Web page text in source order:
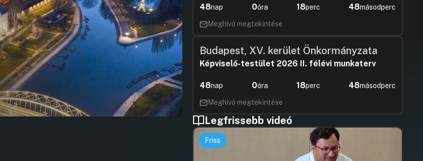
Borkai Zsolt
48nap 0óra 18perc 47másodperc
Meghívó megtekintése
Budapest, XV. kerület Önkormányzata
Képviselő-testület 2026 II. félévi munkaterv
48nap 0óra 18perc 47másodperc
Meghívó megtekintése
Legfrissebb videó
Friss